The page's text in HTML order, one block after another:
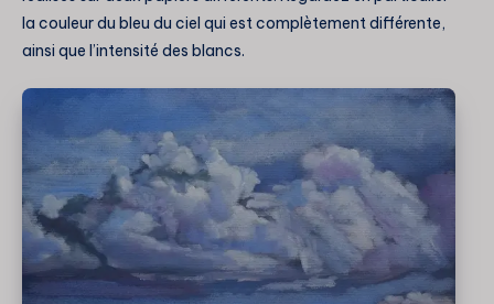
la couleur du bleu du ciel qui est complètement différente,
ainsi que l’intensité des blancs.